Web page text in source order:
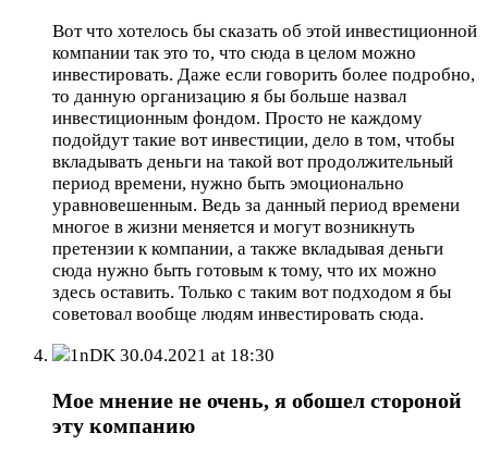
Вот что хотелось бы сказать об этой инвестиционной
компании так это то, что сюда в целом можно
инвестировать. Даже если говорить более подробно,
то данную организацию я бы больше назвал
инвестиционным фондом. Просто не каждому
подойдут такие вот инвестиции, дело в том, чтобы
вкладывать деньги на такой вот продолжительный
период времени, нужно быть эмоционально
уравновешенным. Ведь за данный период времени
многое в жизни меняется и могут возникнуть
претензии к компании, а также вкладывая деньги
сюда нужно быть готовым к тому, что их можно
здесь оставить. Только с таким вот подходом я бы
советовал вообще людям инвестировать сюда.
1nDK 30.04.2021 at 18:30
Мое мнение не очень, я обошел стороной
эту компанию